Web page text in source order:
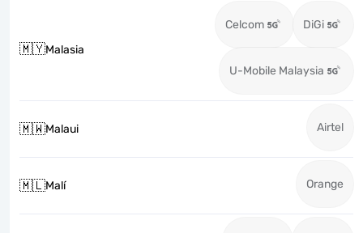
🇲🇾Malasia
Celcom DiGi
U-Mobile Malaysia
🇲🇼Malaui Airtel
🇲🇱Malí Orange